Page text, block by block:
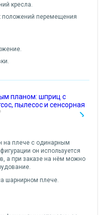
кресла.
положений перемещения
на плече с одинарным
он используется
а при заказе на нём можно
шарнирном плече.